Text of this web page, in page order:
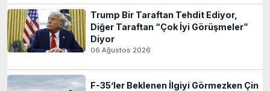
Trump Bir Taraftan Tehdit Ediyor,
Diğer Taraftan “Çok İyi Görüşmeler”
Diyor
06 Ağustos 2026
F-35’ler Beklenen İlgiyi Görmezken Çin